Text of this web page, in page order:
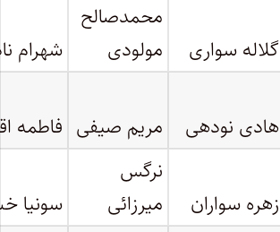
گلاله سواری
محمدصالح
مولودی
شهرام
هادی نودهی مریم صیفی فاطمه
زهره سواران
نرگس
میرزائی
سونیا